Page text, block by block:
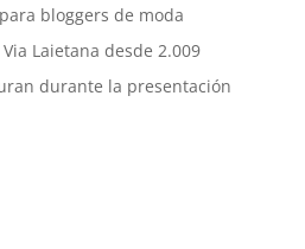
bloggers de moda
Laietana desde 2.009
durante la presentación